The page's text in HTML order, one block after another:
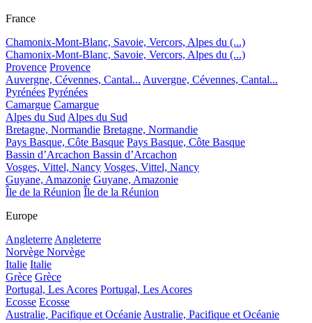
France
Chamonix-Mont-Blanc, Savoie, Vercors, Alpes du (...)
Chamonix-Mont-Blanc, Savoie, Vercors, Alpes du (...)
Provence Provence
Auvergne, Cévennes, Cantal... Auvergne, Cévennes, Cantal...
Pyrénées Pyrénées
Camargue Camargue
Alpes du Sud Alpes du Sud
Bretagne, Normandie Bretagne, Normandie
Pays Basque, Côte Basque Pays Basque, Côte Basque
Bassin d’Arcachon Bassin d’Arcachon
Vosges, Vittel, Nancy Vosges, Vittel, Nancy
Guyane, Amazonie Guyane, Amazonie
Île de la Réunion Île de la Réunion
Europe
Angleterre Angleterre
Norvège Norvège
Italie Italie
Grèce Grèce
Portugal, Les Acores Portugal, Les Acores
Ecosse Ecosse
Australie, Pacifique et Océanie Australie, Pacifique et Océanie